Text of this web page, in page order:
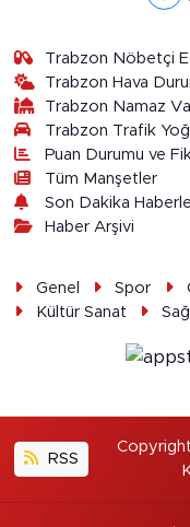
Trabzon Nöbetçi
Trabzon Hava
Trabzon Namaz
Trabzon Trafik
Puan Durumu ve
Tüm Manşetler
Son Dakika
Haber Arşivi
Genel Spor
Kültür Sanat
RSS